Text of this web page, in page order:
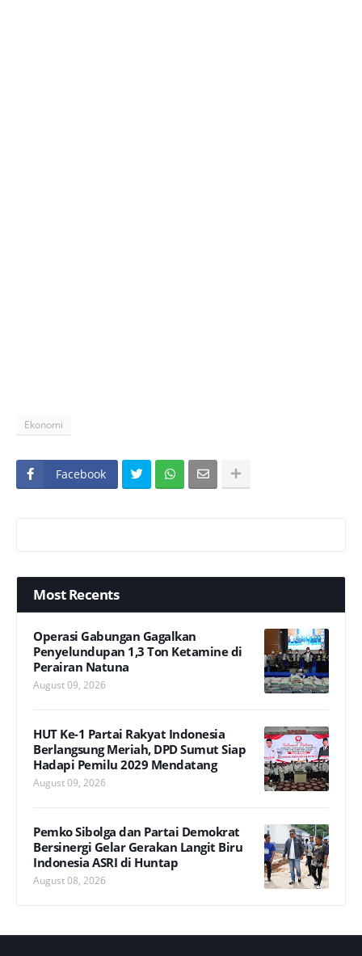
Ekonomi
Facebook
Most Recents
Operasi Gabungan Gagalkan
Penyelundupan 1,3 Ton Ketamine di
Perairan Natuna
August 09, 2026
HUT Ke-1 Partai Rakyat Indonesia
Berlangsung Meriah, DPD Sumut Siap
Hadapi Pemilu 2029 Mendatang
August 09, 2026
Pemko Sibolga dan Partai Demokrat
Bersinergi Gelar Gerakan Langit Biru
Indonesia ASRI di Huntap
August 08, 2026